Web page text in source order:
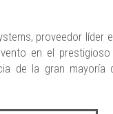
proveedor líder
en el
de la gran mayoría